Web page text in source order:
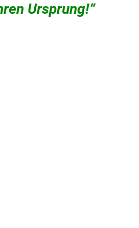
Ursprung!“